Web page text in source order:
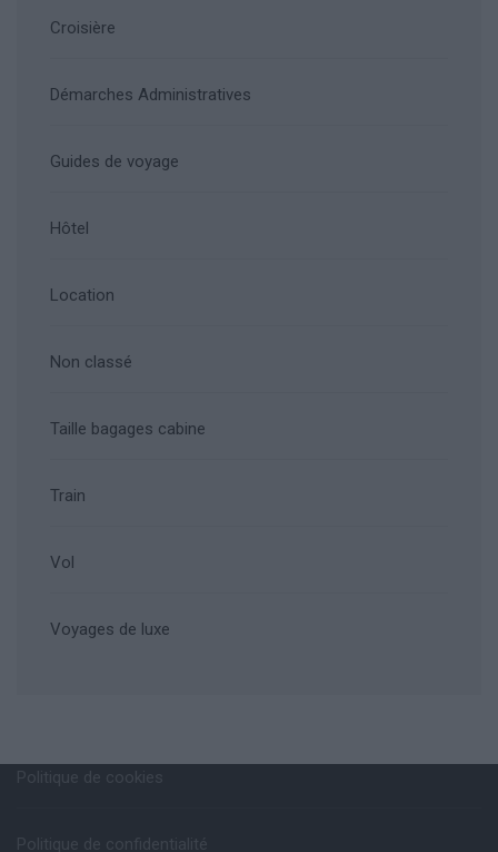
Croisière
Démarches Administratives
Guides de voyage
Hôtel
Location
Non classé
Taille bagages cabine
Train
Vol
Voyages de luxe